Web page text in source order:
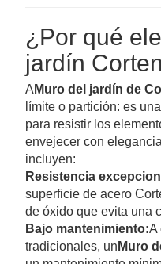
la dependencia del
exterior, ofreciendo
atractiva y duradera
¿Por qué
jardín
A Muro del jardín de
límite o partición: es
para resistir los
envejecer con
incluyen:
Resistencia
superficie de acero
de óxido que evita una
Bajo mantenimiento:A
tradicionales, un Muro